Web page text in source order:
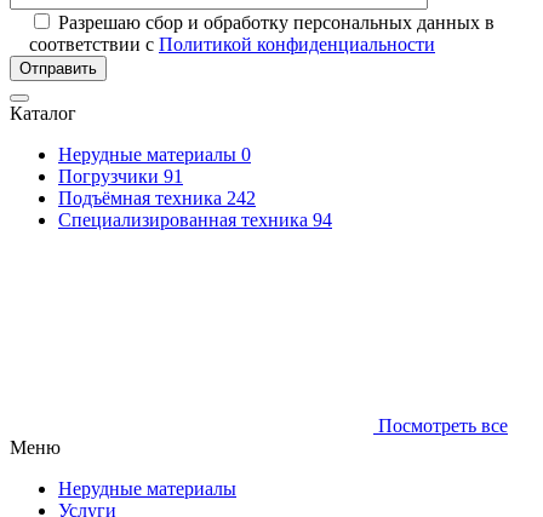
Разрешаю сбор и обработку персональных данных в
соответствии с Политикой конфиденциальности
Отправить
Каталог
Нерудные материалы 0
Погрузчики 91
Подъёмная техника 242
Специализированная техника 94
Посмотреть все
Меню
Нерудные материалы
Услуги